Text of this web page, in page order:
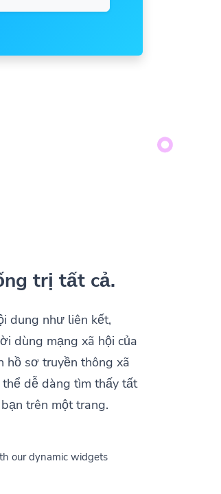
trị tất cả.
dung như liên kết,
dùng mạng xã hội của
hồ sơ truyền thông xã
dễ dàng tìm thấy tất
trên một trang.
our dynamic widgets